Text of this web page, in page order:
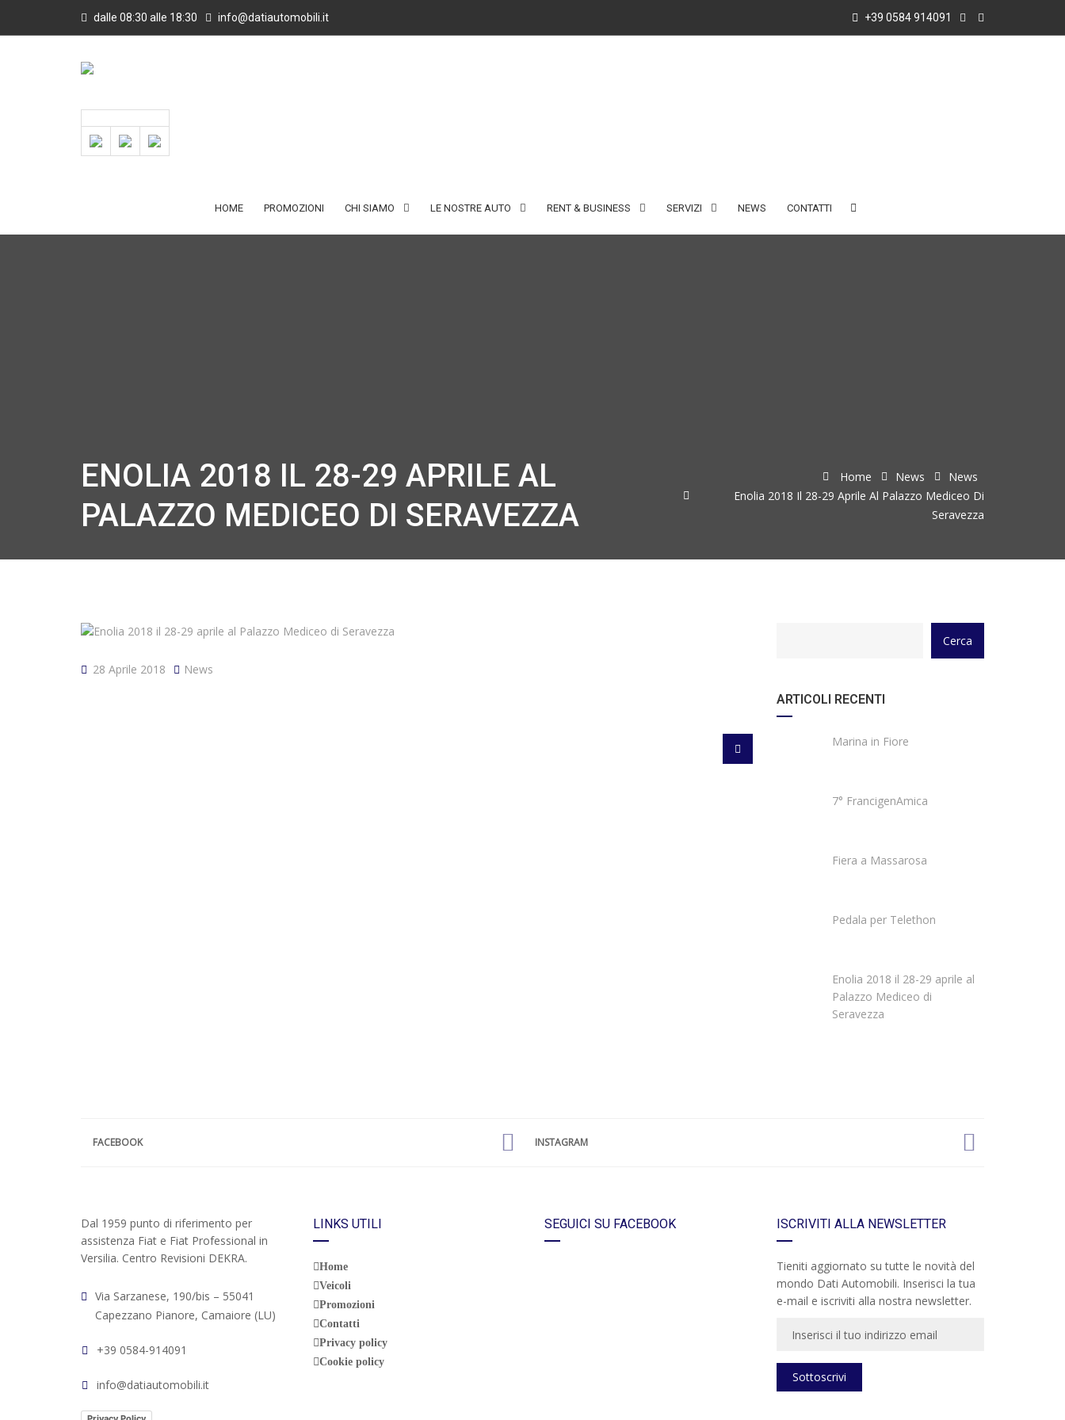
dalle 08:30 alle 18:30 info@datiautomobili.it +39 0584 914091
HOME PROMOZIONI CHI SIAMO LE NOSTRE AUTO RENT & BUSINESS SERVIZI NEWS CONTATTI
ENOLIA 2018 IL 28-29 APRILE AL
PALAZZO MEDICEO DI SERAVEZZA
Home News
News
Enolia 2018 Il 28-29 Aprile Al Palazzo Mediceo Di
Seravezza
28 Aprile 2018 News
Cerca
ARTICOLI RECENTI
Marina in Fiore
7° FrancigenAmica
Fiera a Massarosa
Pedala per Telethon
Enolia 2018 il 28-29 aprile al
Palazzo Mediceo di
Seravezza
FACEBOOK INSTAGRAM
Dal 1959 punto di riferimento per
assistenza Fiat e Fiat Professional in
Versilia. Centro Revisioni DEKRA.
Via Sarzanese, 190/bis – 55041
Capezzano Pianore, Camaiore (LU)
+39 0584-914091
info@datiautomobili.it
LINKS UTILI
Home
Veicoli
Promozioni
Contatti
Privacy policy
Cookie policy
SEGUICI SU FACEBOOK ISCRIVITI ALLA NEWSLETTER
Tieniti aggiornato su tutte le novità del
mondo Dati Automobili. Inserisci la tua
e-mail e iscriviti alla nostra newsletter.
Sottoscrivi